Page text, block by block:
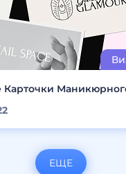
Карточки
ЕЩЕ